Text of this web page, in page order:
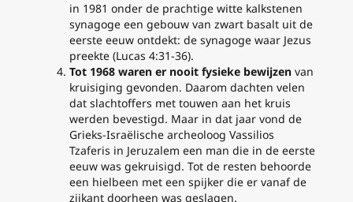
in 1981 onder de prachtige witte kalkstenen
synagoge een gebouw van zwart basalt uit de
eerste eeuw ontdekt: de synagoge waar Jezus
preekte (Lucas 4:31-36).
Tot 1968 waren er nooit fysieke bewijzen van
kruisiging gevonden. Daarom dachten velen
dat slachtoffers met touwen aan het kruis
werden bevestigd. Maar in dat jaar vond de
Grieks-Israëlische archeoloog Vassilios
Tzaferis in Jeruzalem een man die in de eerste
eeuw was gekruisigd. Tot de resten behoorde
een hielbeen met een spijker die er vanaf de
zijkant doorheen was geslagen.